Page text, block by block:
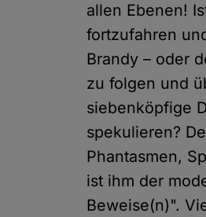
allen Ebenen!
fortzufahren
Brandy – oder
zu folgen und
siebenköpfige
spekulieren?
Phantasmen,
ist ihm der
Beweise(n)".